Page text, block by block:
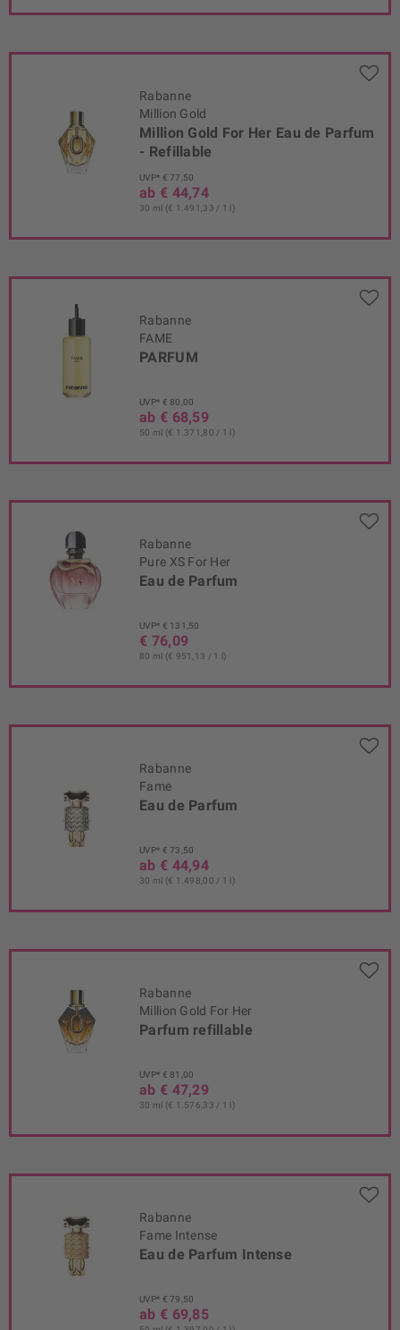
Rabanne
Million Gold
Million Gold For Her Eau de Parfum
- Refillable
UVP* € 77,50
ab € 44,74
30 ml (€ 1.491,33 / 1 l)
Rabanne
FAME
PARFUM
UVP* € 80,00
ab € 68,59
50 ml (€ 1.371,80 / 1 l)
Rabanne
Pure XS For Her
Eau de Parfum
UVP* € 131,50
€ 76,09
80 ml (€ 951,13 / 1 l)
Rabanne
Fame
Eau de Parfum
UVP* € 73,50
ab € 44,94
30 ml (€ 1.498,00 / 1 l)
Rabanne
Million Gold For Her
Parfum refillable
UVP* € 81,00
ab € 47,29
30 ml (€ 1.576,33 / 1 l)
Rabanne
Fame Intense
Eau de Parfum Intense
UVP* € 79,50
ab € 69,85